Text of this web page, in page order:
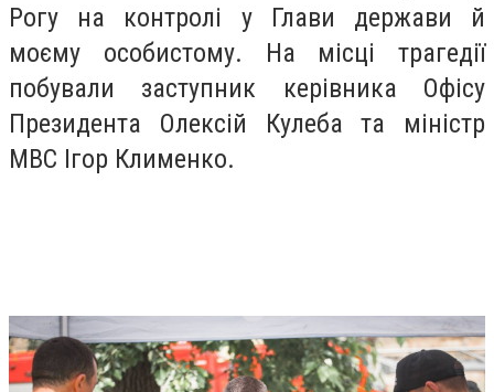
Рогу на контролі у Глави держави й
моєму особистому. На місці трагедії
побували заступник керівника Офісу
Президента Олексій Кулеба та міністр
МВС Ігор Клименко.